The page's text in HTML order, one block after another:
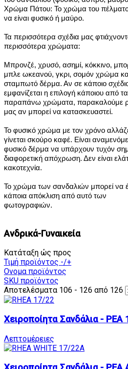
Χρώμα Πάτου: Το χρώμα του
να είναι φυσικό ή μαύρο.
Τα περισσότερα σχέδια μας
περισσότερα χρώματα:
Μπρονζέ, χρυσό, ασημί, κόκκινο,
μπλε ωκεανού, γκρι, σομόν χρώμα
σταμπωτό δέρμα. Αν σε κάποιο
εμφανίζεται η επιλογή κάποιου από τα
παραπάνω χρώματα, παρακαλούμε
μας αν μπορεί να κατασκευαστεί.
Το φυσικό χρώμα με τον χρόνο
γίνεται σκούρο καφέ. Είναι
φυσικό δέρμα να υπάρχουν τυχόν
διαφορετική απόχρωση. Δεν είναι
κακοτεχνία.
Το χρώμα των σανδαλιών μπορεί να
κάποια απόκλιση από αυτό των
φωτογραφιών.
Ανδρικά-Γυναικεία
Κατάταξη ώς προς
Τιμή προϊόντος -/+
Ονομα προϊόντος
SKU προϊόντος
Αποτελέσματα 106 - 126 από 126
Χειροποίητα Σανδάλια - ΡΕΑ
Λεπτομέρειες